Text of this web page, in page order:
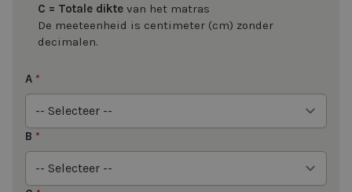
C = Totale dikte van het matras
De meeteenheid is centimeter (cm) zonder
decimalen.
A *
B *